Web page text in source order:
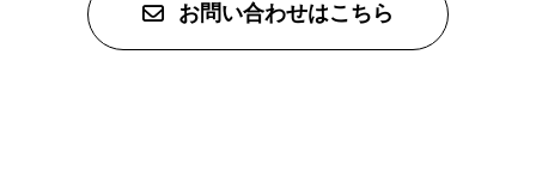
お問い合わせはこちら